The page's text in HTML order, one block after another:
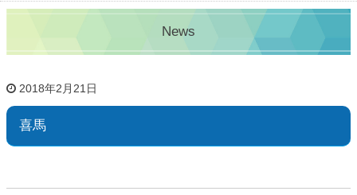
News
2018年2月21日
喜馬